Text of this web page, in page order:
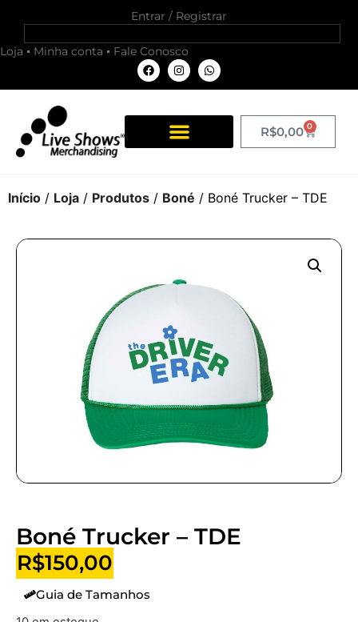
Entrar / Registrar
Loja Minha conta Fale Conosco
R$0,00 0
Início / Loja / Produtos / Boné / Boné Trucker – TDE
Boné Trucker – TDE
R$150,00
Guia de Tamanhos